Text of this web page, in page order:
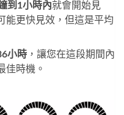
到1小時內就會開始見
能更快見效，但這是平均
小時 ，讓您在這段期間內
佳時機。